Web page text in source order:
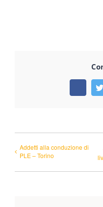
Addetti alla conduzione di
PLE – Torino